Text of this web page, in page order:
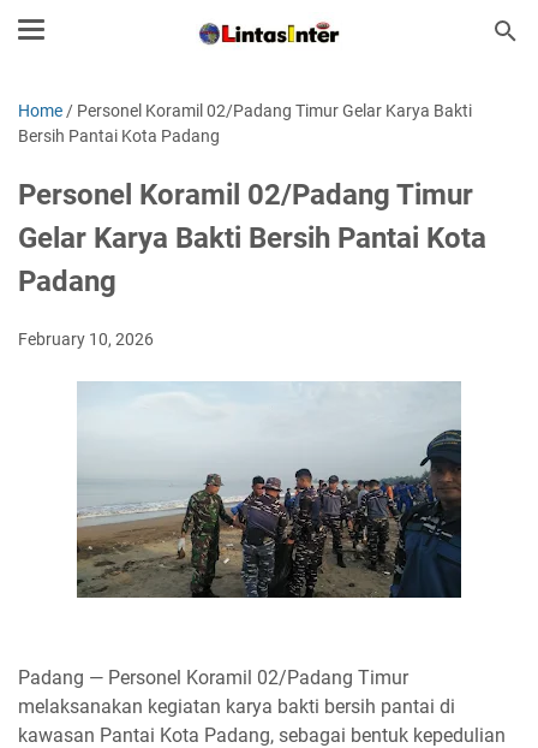
Home / Personel Koramil 02/Padang Timur Gelar Karya Bakti
Bersih Pantai Kota Padang
Personel Koramil 02/Padang Timur
Gelar Karya Bakti Bersih Pantai Kota
Padang
February 10, 2026
Padang — Personel Koramil 02/Padang Timur
melaksanakan kegiatan karya bakti bersih pantai di
kawasan Pantai Kota Padang, sebagai bentuk kepedulian